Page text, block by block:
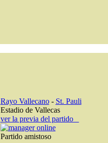
Rayo Vallecano- St. Pauli
Estadio de Vallecas
ver la previa del partido
Partido amistoso